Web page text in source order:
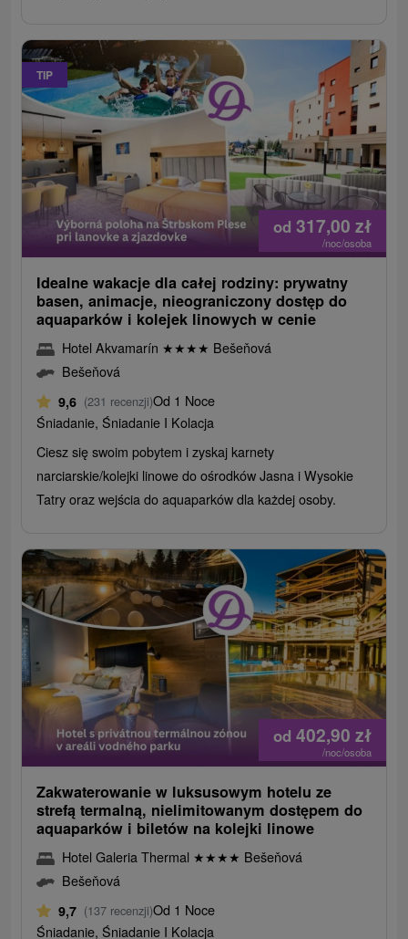
TIP
od 317,00 zł
/noc/osoba
Idealne wakacje dla całej rodziny: prywatny
basen, animacje, nieograniczony dostęp do
aquaparków i kolejek linowych w cenie
Hotel Akvamarín ★★★★ Bešeňová
Bešeňová
9,6 (231 recenzji)Od 1 Noce
Śniadanie, Śniadanie I Kolacja
Ciesz się swoim pobytem i zyskaj karnety
narciarskie/kolejki linowe do ośrodków Jasna i Wysokie
Tatry oraz wejścia do aquaparków dla każdej osoby.
od 402,90 zł
/noc/osoba
Zakwaterowanie w luksusowym hotelu ze
strefą termalną, nielimitowanym dostępem do
aquaparków i biletów na kolejki linowe
Hotel Galeria Thermal ★★★★ Bešeňová
Bešeňová
9,7 (137 recenzji)Od 1 Noce
Śniadanie, Śniadanie I Kolacja